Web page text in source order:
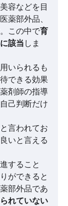
容などを目
薬部外品、
この中で育
該当 しま
いられるも
できる効果
剤師の指導
己判断だけ
と言われてお
いと言える
すること
ができると
部外品であ
れていない